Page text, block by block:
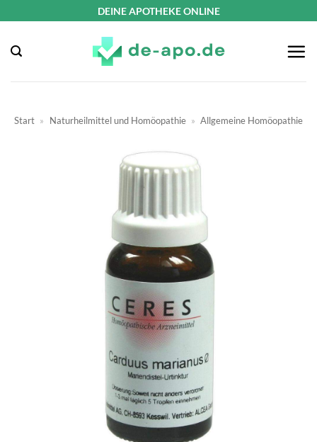
springen
DEINE APOTHEKE ONLINE
Start » Naturheilmittel und Homöopathie » Allgemeine Homöopathie